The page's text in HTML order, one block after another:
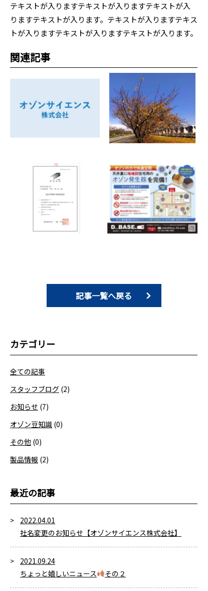
テキストが入りますテキストが入りますテキストが入
りますテキストが入ります。テキストが入りますテキス
トが入りますテキストが入りますテキストが入ります。
関連記事
記事一覧へ戻る
カテゴリー
全ての記事
スタッフブログ (2)
お知らせ (7)
オゾン豆知識 (0)
その他 (0)
製品情報 (2)
最近の記事
2022.04.01
社名変更のお知らせ【オゾンサイエンス株式会社】
2021.09.24
ちょっと嬉しいニュース
その２